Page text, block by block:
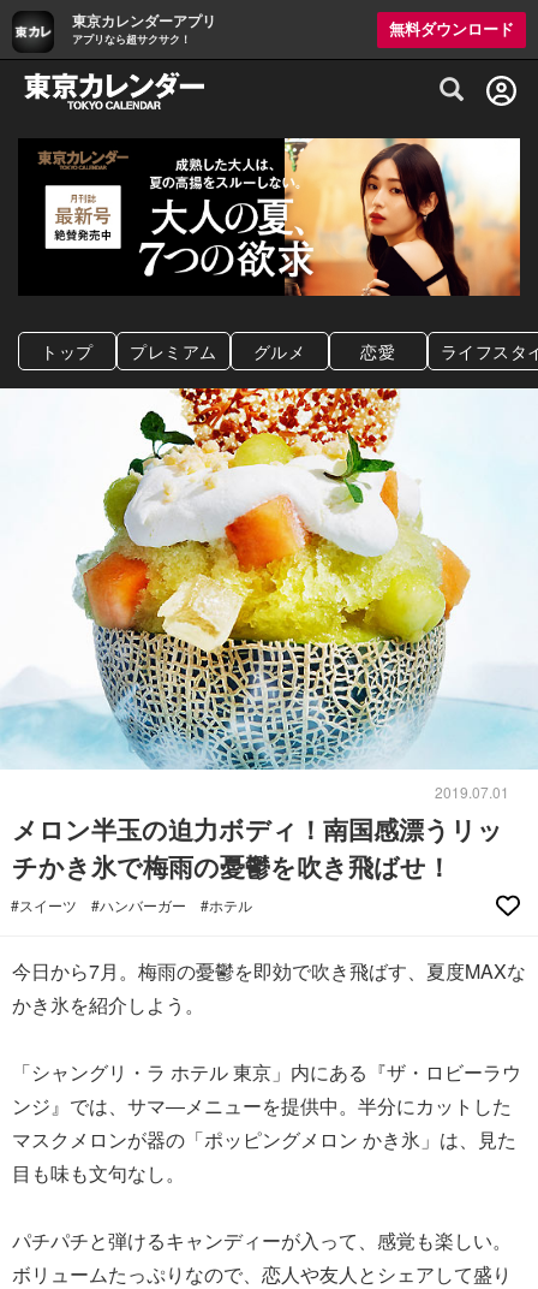
東京カレンダーアプリ
アプリなら超サクサク！
無料ダウンロード
グルメ情報・プレミアムレストラン予約
トップ プレミアム グルメ 恋愛 ライフスタ
2019.07.01
メロン半玉の迫力ボディ！南国感漂うリッ
チかき氷で梅雨の憂鬱を吹き飛ばせ！
#スイーツ #ハンバーガー #ホテル
今日から7月。梅雨の憂鬱を即効で吹き飛ばす、夏度MAXな
かき氷を紹介しよう。
「シャングリ・ラ ホテル 東京」内にある『ザ・ロビーラウ
ンジ』では、サマ―メニューを提供中。半分にカットした
マスクメロンが器の「ポッピングメロン かき氷」は、見た
目も味も文句なし。
パチパチと弾けるキャンディーが入って、感覚も楽しい。
ボリュームたっぷりなので、恋人や友人とシェアして盛り